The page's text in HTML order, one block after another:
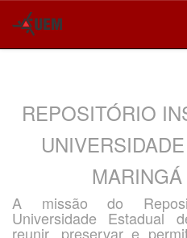
REPOSITÓRIO
A missão do
Universidade Estadual
reunir, preservar e